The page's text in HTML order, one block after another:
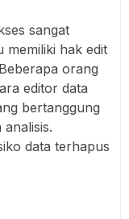
sangat
memiliki hak edit
orang
editor data
bertanggung
data terhapus